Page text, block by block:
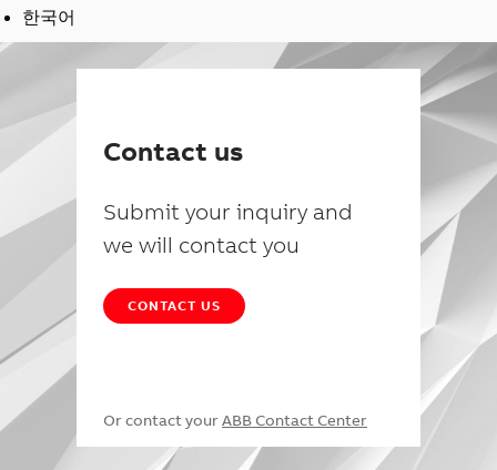
한국어
Contact us
Submit your inquiry and
we will contact you
CONTACT US
Or contact your ABB Contact Center